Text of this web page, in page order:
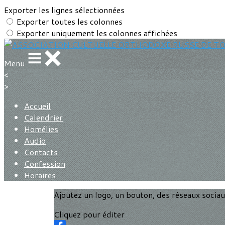
Exporter les lignes sélectionnées
Exporter toutes les colonnes
Exporter uniquement les colonnes affichées
Menu
<
>
Accueil
Calendrier
Homélies
Audio
Contacts
Confession
Horaires
Ajoutez un logo, un bouton, des réseaux
Cliquez pour éditer